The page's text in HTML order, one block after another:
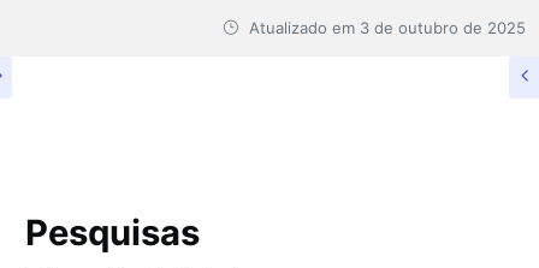
Atualizado em 3 de outubro de 2025
Pesquisas